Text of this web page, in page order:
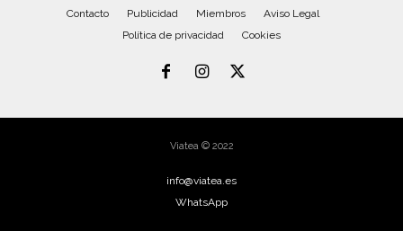
Contacto Publicidad Miembros
Aviso Legal
Política de privacidad
Cookies
Viatea © 2022
info@viatea.es
WhatsApp